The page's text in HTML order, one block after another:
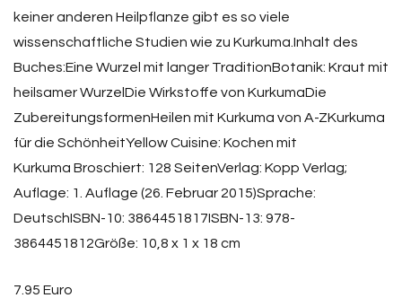
keiner anderen Heilpflanze gibt es so viele
wissenschaftliche Studien wie zu Kurkuma.Inhalt des
Buches:Eine Wurzel mit langer TraditionBotanik: Kraut mit
heilsamer WurzelDie Wirkstoffe von KurkumaDie
ZubereitungsformenHeilen mit Kurkuma von A-ZKurkuma
für die SchönheitYellow Cuisine: Kochen mit
Kurkuma Broschiert: 128 SeitenVerlag: Kopp Verlag;
Auflage: 1. Auflage (26. Februar 2015)Sprache:
DeutschISBN-10: 3864451817ISBN-13: 978-
3864451812Größe: 10,8 x 1 x 18 cm
7.95 Euro